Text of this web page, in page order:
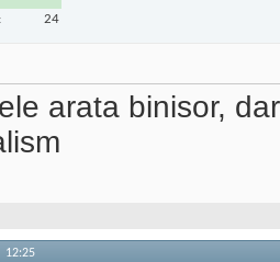
24
arata binisor,
12:25